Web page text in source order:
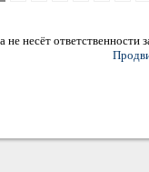
не несёт ответственности